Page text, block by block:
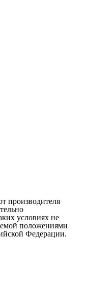
производителя
условиях не
положениями
Федерации.